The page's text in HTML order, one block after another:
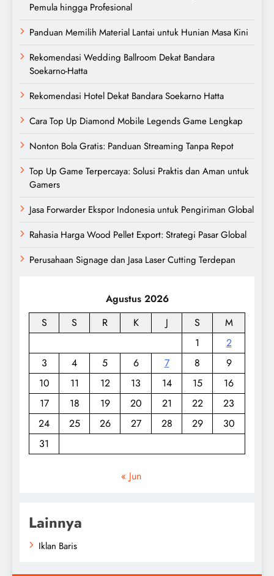
Pemula hingga Profesional
Panduan Memilih Material Lantai untuk Hunian Masa Kini
Rekomendasi Wedding Ballroom Dekat Bandara
Soekarno-Hatta
Rekomendasi Hotel Dekat Bandara Soekarno Hatta
Cara Top Up Diamond Mobile Legends Game Lengkap
Nonton Bola Gratis: Panduan Streaming Tanpa Repot
Top Up Game Terpercaya: Solusi Praktis dan Aman untuk
Gamers
Jasa Forwarder Ekspor Indonesia untuk Pengiriman Global
Rahasia Harga Wood Pellet Export: Strategi Pasar Global
Perusahaan Signage dan Jasa Laser Cutting Terdepan
Agustus 2026
S
S R K J S
M
1
2
3
4 5 6 7 8
9
10
11 12 13 14 15
16
17
18 19 20 21 22
23
24
25 26 27 28 29
30
31
« Jun
Lainnya
Iklan Baris